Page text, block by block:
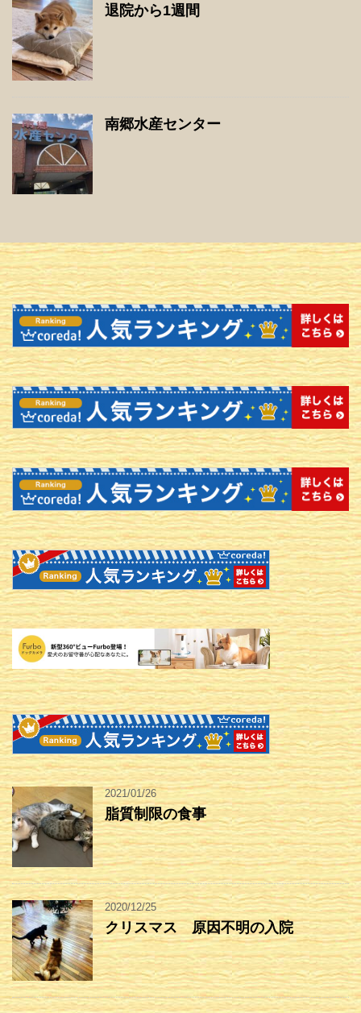
退院から1週間
南郷水産センター
2021/01/26
脂質制限の食事
2020/12/25
クリスマス 原因不明の入院